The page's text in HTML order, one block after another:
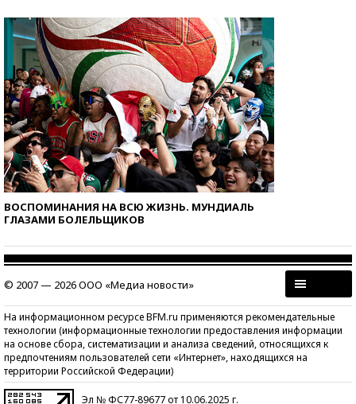
ВОСПОМИНАНИЯ НА ВСЮ ЖИЗНЬ. МУНДИАЛЬ
ГЛАЗАМИ БОЛЕЛЬЩИКОВ
© 2007 — 2026 ООО «Медиа новости»
На информационном ресурсе BFM.ru применяются рекомендательные
технологии (информационные технологии предоставления информации
на основе сбора, систематизации и анализа сведений, относящихся к
предпочтениям пользователей сети «Интернет», находящихся на
территории Российской Федерации)
Эл № ФС77-89677 от 10.06.2025 г.